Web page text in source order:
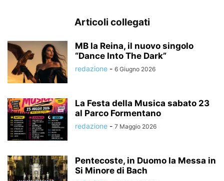
Articoli collegati
MB la Reina, il nuovo singolo
“Dance Into The Dark”
redazione - 6 Giugno 2026
La Festa della Musica sabato 23
al Parco Formentano
redazione - 7 Maggio 2026
Pentecoste, in Duomo la Messa in
Si Minore di Bach